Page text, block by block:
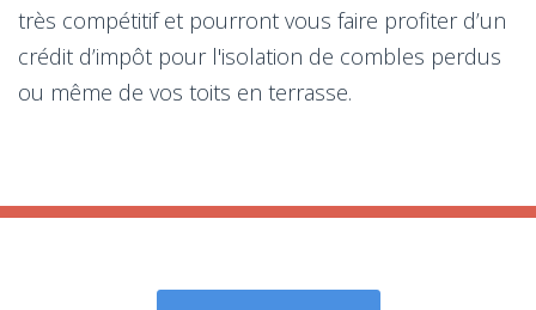
très compétitif et pourront vous faire profiter d’un
crédit d’impôt pour l'isolation de combles perdus
ou même de vos toits en terrasse.